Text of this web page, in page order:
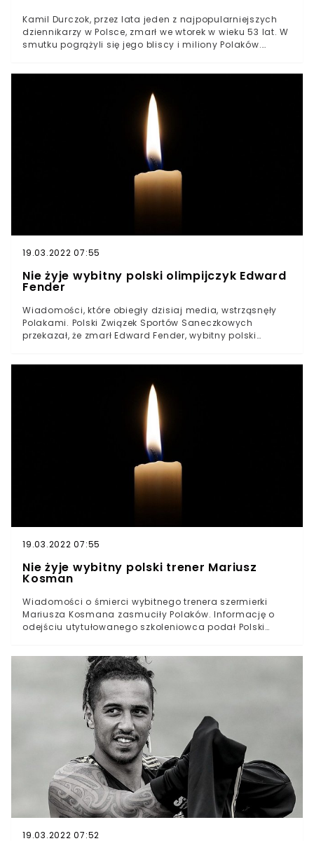
Kamil Durczok, przez lata jeden z najpopularniejszych
dziennikarzy w Polsce, zmarł we wtorek w wieku 53 lat. W
smutku pogrążyli się jego bliscy i miliony Polaków.
dziennikarza żegna Zbigniew Boniek. Były prezes PZPN
zamieścił żałobny wpis na Twitterze.
19.03.2022 07:55
Nie żyje wybitny polski olimpijczyk Edward
Fender
Wiadomości, które obiegły dzisiaj media, wstrząsnęły
Polakami. Polski Związek Sportów Saneczkowych
przekazał, że zmarł Edward Fender, wybitny polski
W wieku 79 lat zmarł Edward Fender, jeden z
najlepszych saneczkarzy w historii naszego kraju. W
ostatnich latach zmagał się on z problemami
19.03.2022 07:55
Nie żyje wybitny polski trener Mariusz
Kosman
Wiadomości o śmierci wybitnego trenera szermierki
Mariusza Kosmana zasmuciły Polaków. Informację o
odejściu utytułowanego szkoleniowca podał Polski
66 lat. Wiadomości, które podał Polski Związek
Szermierczy, wstrząsnęły kibicami. W wieku 66 lat zmarł
Mariusz Kosman, były trener reprezentacji Polski.
Szkoleniowiec przez lata święcił sukcesy z naszymi
zawodnikami na największych światowych imprezach.
19.03.2022 07:52